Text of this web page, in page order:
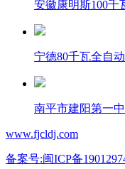
安徽康明斯100
宁德80千瓦全自
南平市建阳第一
www.fjcldj.com
备案号:闽ICP备